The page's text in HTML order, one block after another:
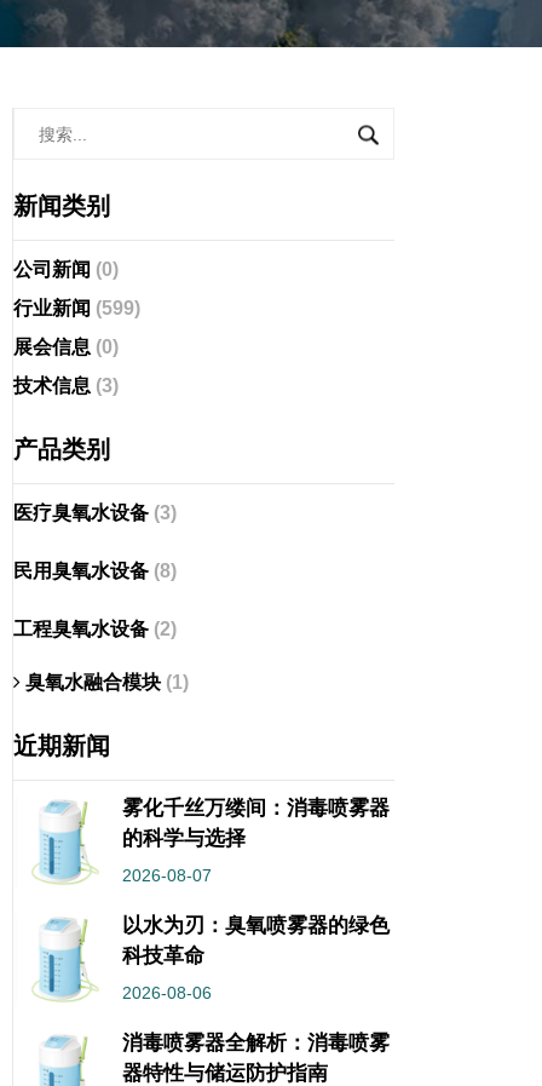
新闻类别
公司新闻 (0)
行业新闻 (599)
展会信息 (0)
技术信息 (3)
产品类别
医疗臭氧水设备 (3)
民用臭氧水设备 (8)
工程臭氧水设备 (2)
臭氧水融合模块 (1)
近期新闻
雾化千丝万缕间：消毒喷雾器
的科学与选择
2026-08-07
以水为刃：臭氧喷雾器的绿色
科技革命
2026-08-06
消毒喷雾器全解析：消毒喷雾
器特性与储运防护指南